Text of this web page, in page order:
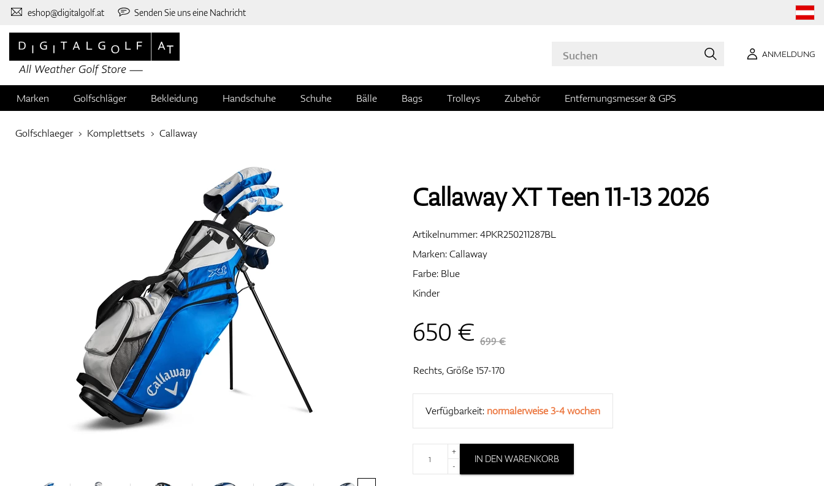
eshop@digitalgolf.at Senden Sie uns eine Nachricht
ANMELDUNG
Marken Golfschläger Bekleidung Handschuhe Schuhe Bälle Bags Trolleys Zubehör Entfernungsmesser & GPS
Golfschlaeger Komplettsets Callaway
Callaway XT Teen 11-13 2026
Artikelnummer:4PKR250211287BL
Marken:Callaway
Farbe: Blue
Kinder
650 € 699 €
Rechts, Größe 157-170
Verfügbarkeit: normalerweise 3-4 wochen
+
-
IN DEN WARENKORB